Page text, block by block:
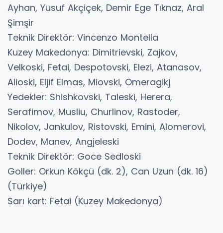
Ayhan, Yusuf Akçiçek, Demir Ege Tıknaz, Aral
Şimşir
Teknik Direktör: Vincenzo Montella
Kuzey Makedonya: Dimitrievski, Zajkov,
Velkoski, Fetai, Despotovski, Elezi, Atanasov,
Alioski, Eljif Elmas, Miovski, Omeragikj
Yedekler: Shishkovski, Taleski, Herera,
Serafimov, Musliu, Churlinov, Rastoder,
Nikolov, Jankulov, Ristovski, Emini, Alomerovi,
Dodev, Manev, Angjeleski
Teknik Direktör: Goce Sedloski
Goller: Orkun Kökçü (dk. 2), Can Uzun (dk. 16)
(Türkiye)
Sarı kart: Fetai (Kuzey Makedonya)